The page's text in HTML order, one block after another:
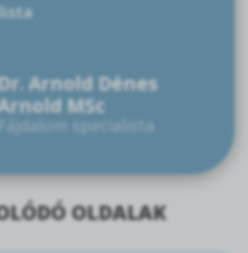
Arnold Dénes
MSc
Fájdalom specialista
OLDALAK